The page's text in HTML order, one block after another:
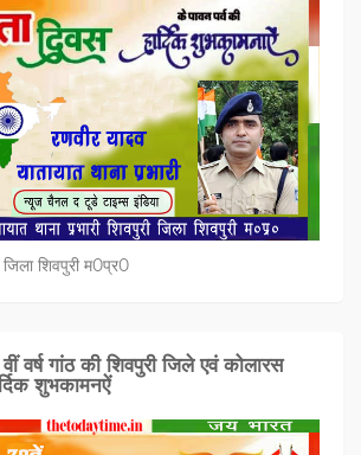
जिला शिवपुरी म0प्र0
वर्ष गांठ की शिवपुरी जिले एवं कोलारस
शुभकामनऐं